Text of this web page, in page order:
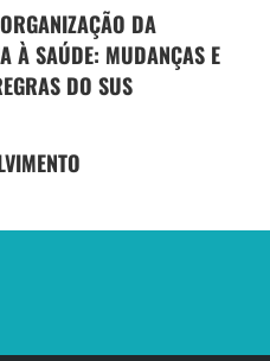
DA
À SAÚDE: MUDANÇAS E
DO SUS